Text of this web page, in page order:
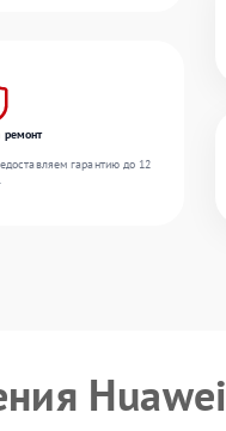
ремонт
гарантию до 12
Huawei